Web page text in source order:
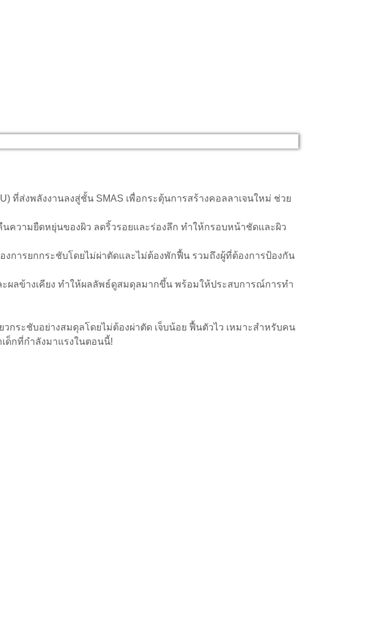
ที่ส่งพลังงานลงสู่ชั้น SMAS เพื่อกระตุ้นการสร้างคอลลาเจนใหม่ ช่วย
ความยืดหยุ่นของผิว ลดริ้วรอยและร่องลึก ทำให้กรอบหน้าชัดและผิว
งการยกกระชับโดยไม่ผ่าตัดและไม่ต้องพักฟื้น รวมถึงผู้ที่ต้องการป้องกัน
ะผลข้างเคียง ทำให้ผลลัพธ์ดูสมดุลมากขึ้น พร้อมให้ประสบการณ์การทำ
กระชับอย่างสมดุลโดยไม่ต้องผ่าตัด เจ็บน้อย ฟื้นตัวไว เหมาะสำหรับคน
ด็กที่กำลังมาแรงในตอนนี้!